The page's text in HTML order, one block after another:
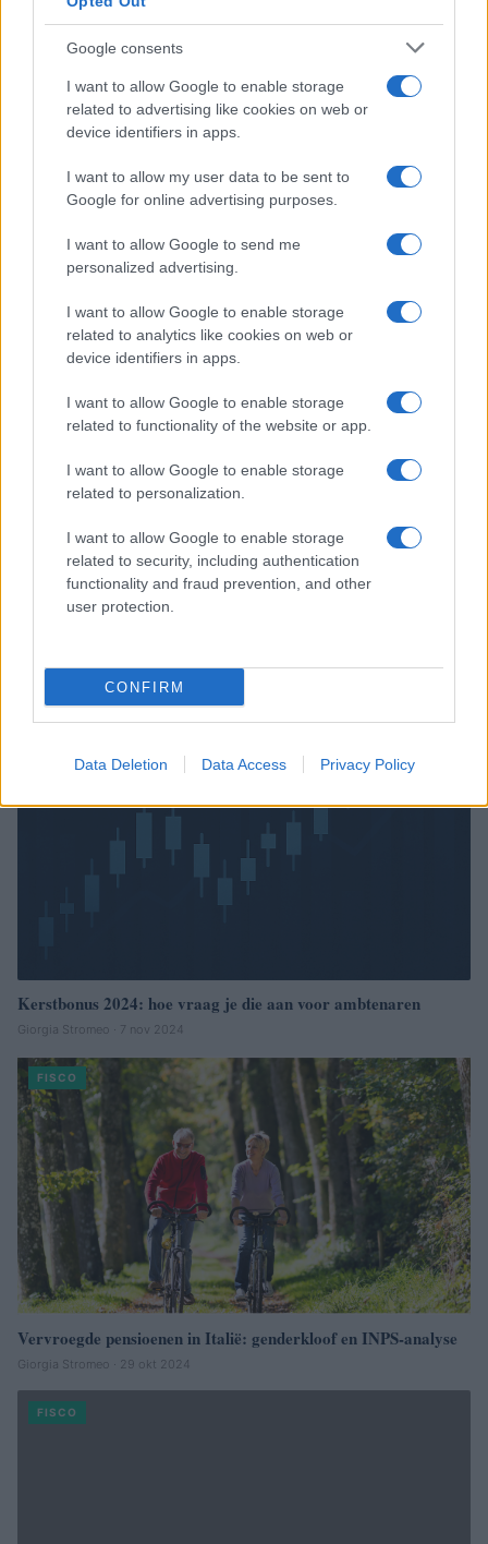
Google consents
I want to allow Google to enable storage
related to advertising like cookies on web or
device identifiers in apps.
I want to allow my user data to be sent to
Google for online advertising purposes.
I want to allow Google to send me
personalized advertising.
I want to allow Google to enable storage
related to analytics like cookies on web or
device identifiers in apps.
I want to allow Google to enable storage
related to functionality of the website or app.
I want to allow Google to enable storage
related to personalization.
I want to allow Google to enable storage
related to security, including authentication
functionality and fraud prevention, and other
user protection.
CONFIRM
Data Deletion Data Access Privacy Policy
Verder lezen
Kerstbonus 2024: hoe vraag je die aan voor ambtenaren
Giorgia Stromeo · 7 nov 2024
FISCO
Vervroegde pensioenen in Italië: genderkloof en INPS-analyse
Giorgia Stromeo · 29 okt 2024
FISCO